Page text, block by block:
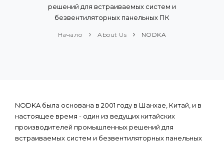
КАТАЛОГ ПРОДУКЦИИ
ПРЕСС-ЦЕНТР
решений для встраиваемых систем и
безвентиляторных панельных ПК
Начало About Us NODKA
NODKA была основана в 2001 году в Шанхае, Китай, и в
настоящее время - один из ведущих китайских
производителей промышленных решений для
встраиваемых систем и безвентиляторных панельных